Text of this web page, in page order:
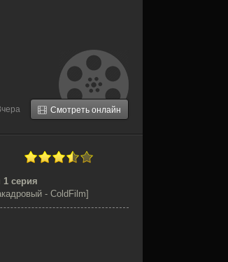
Смотреть онлайн
1 серия
- ColdFilm]